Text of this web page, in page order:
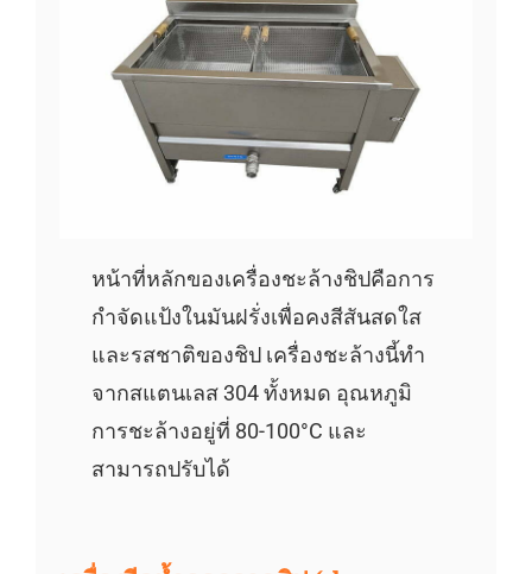
หน้าที่หลักของเครื่องชะล้างชิปคือการ
กำจัดแป้งในมันฝรั่งเพื่อคงสีสันสดใส
และรสชาติของชิป เครื่องชะล้างนี้ทำ
จากสแตนเลส 304 ทั้งหมด อุณหภูมิ
การชะล้างอยู่ที่ 80-100°C และ
สามารถปรับได้